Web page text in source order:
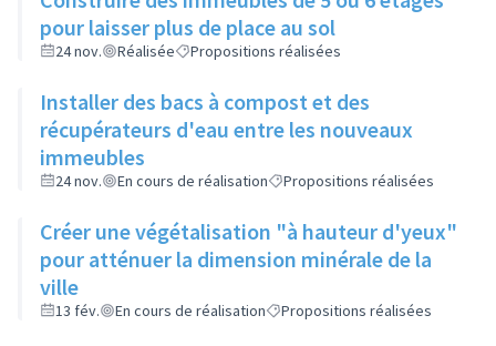
pour laisser plus de place au sol
24 nov. Réalisée Propositions réalisées
Installer des bacs à compost et des
récupérateurs d'eau entre les nouveaux
immeubles
24 nov. En cours de réalisation Propositions réalisées
Créer une végétalisation "à hauteur d'yeux"
pour atténuer la dimension minérale de la
ville
13 fév. En cours de réalisation Propositions réalisées